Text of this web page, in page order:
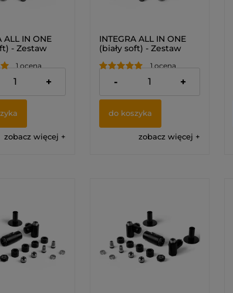
ALL IN ONE
- Zestaw
montażu
1 ocena
+
zobacz więcej
INTEGRA ALL IN ONE
(biały soft) - Zestaw
możliwością montażu
grzałki (PRAWY)
1 ocena
519,00 zł
- +
do koszyka
zobacz więcej